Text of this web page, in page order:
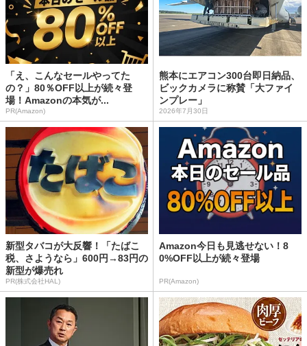
「え、こんなセールやってた
の？」80％OFF以上が続々登
場！Amazonの本気が...
PR(Amazon)
熊本にエアコン300台即日納品、
ビックカメラに称賛「大ファイ
ンプレー」
2026年7月30日
新型タバコが大反響！「たばこ
税、さようなら」600円→83円の
新型が爆売れ
PR(株式会社HAL)
Amazon今日も見逃せない！8
0%OFF以上が続々登場
PR(Amazon)